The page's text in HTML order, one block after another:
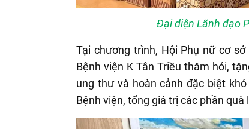
Đại diện Lãnh đạo
Tại chương trình, Hội Phụ nữ cơ
Bệnh viện K Tân Triều thăm hỏi,
ung thư và hoàn cảnh đặc biệt
Bệnh viện, tổng giá trị các phần quà